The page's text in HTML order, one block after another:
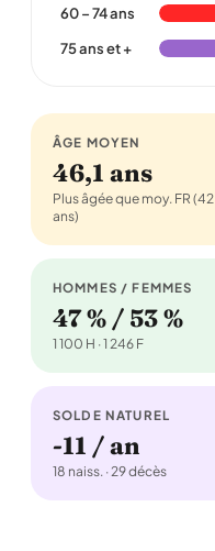
60 – 74 ans
75 ans et +
ÂGE MOYEN
46,1 ans
Plus âgée que moy. FR (42
ans)
HOMMES / FEMMES
47 % / 53 %
1 100 H · 1 246 F
SOLDE NATUREL
-11 / an
18 naiss. · 29 décès